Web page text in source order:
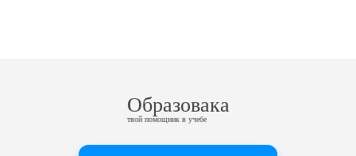
Образовака
твой помощник в учебе